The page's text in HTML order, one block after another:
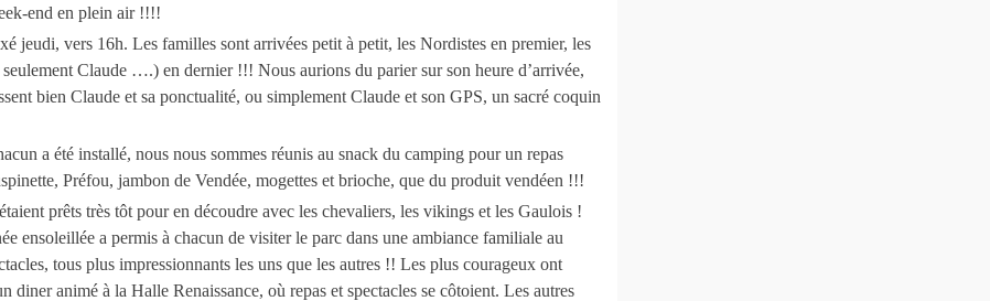
end en plein air !!!!
jeudi, vers 16h. Les familles sont arrivées petit à petit, les Nordistes en premier, les
Claude ….) en dernier !!! Nous aurions du parier sur son heure d’arrivée,
bien Claude et sa ponctualité, ou simplement Claude et son GPS, un sacré coquin
a été installé, nous nous sommes réunis au snack du camping pour un repas
Préfou, jambon de Vendée, mogettes et brioche, que du produit vendéen !!!
prêts très tôt pour en découdre avec les chevaliers, les vikings et les Gaulois !
ensoleillée a permis à chacun de visiter le parc dans une ambiance familiale au
tous plus impressionnants les uns que les autres !! Les plus courageux ont
diner animé à la Halle Renaissance, où repas et spectacles se côtoient. Les autres